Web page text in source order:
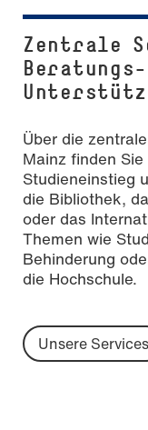
Zentrale
Über die
Mainz finden
Studieneinstieg
die Bibliothek,
oder das
Themen wie
Behinderung
die Hochschule.
Unsere Services